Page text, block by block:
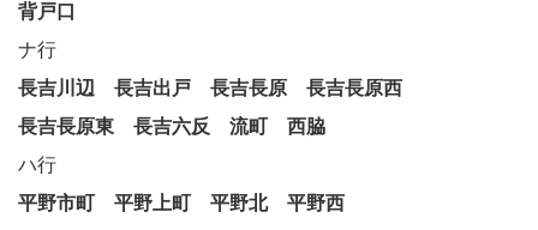
背戸口
ナ行
長吉川辺
長吉出戸 長吉長原
長吉長原西
長吉長原東
長吉六反 流町
西脇
ハ行
平野市町
平野上町 平野北
平野西